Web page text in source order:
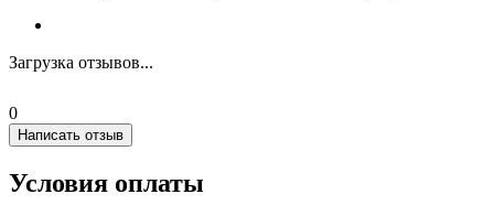
Загрузка отзывов...
0
Написать отзыв
Условия оплаты